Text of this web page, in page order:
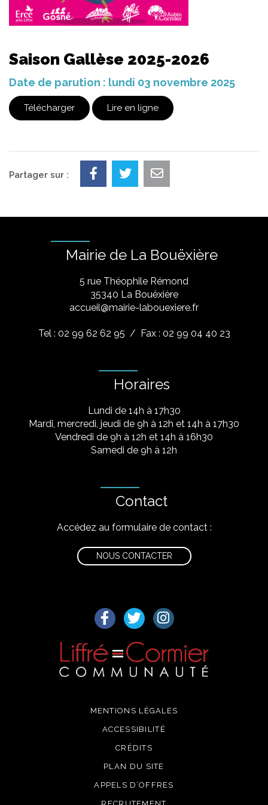
Saison Gallèse 2025-2026
Date de parution : lundi 03 novembre 2025
Télécharger Lire en ligne
Partager sur :
Mairie de La Bouëxière
5 rue Théophile Rémond
​35340 La Bouëxière
accueil@mairie-labouexiere.fr
Tel : 02 99 62 62 95 / Fax : 02 99 04 40 23
Horaires
Lundi de 14h à 17h30
Mardi, mercredi, jeudi de 9h à 12h et 14h à 17h30
Vendredi de 9h à 12h et 14h à 16h30
Samedi de 9h à 12h
Contact
Accédez au formulaire de contact :
NOUS CONTACTER
Lien vers le compte Facebook
Lien vers le compte Twitter
Lien vers le compte
MENTIONS LÉGALES
ACCESSIBILITÉ
CRÉDITS
PLAN DU SITE
APPELS D’OFFRES